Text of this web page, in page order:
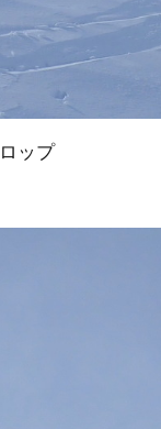
ップ